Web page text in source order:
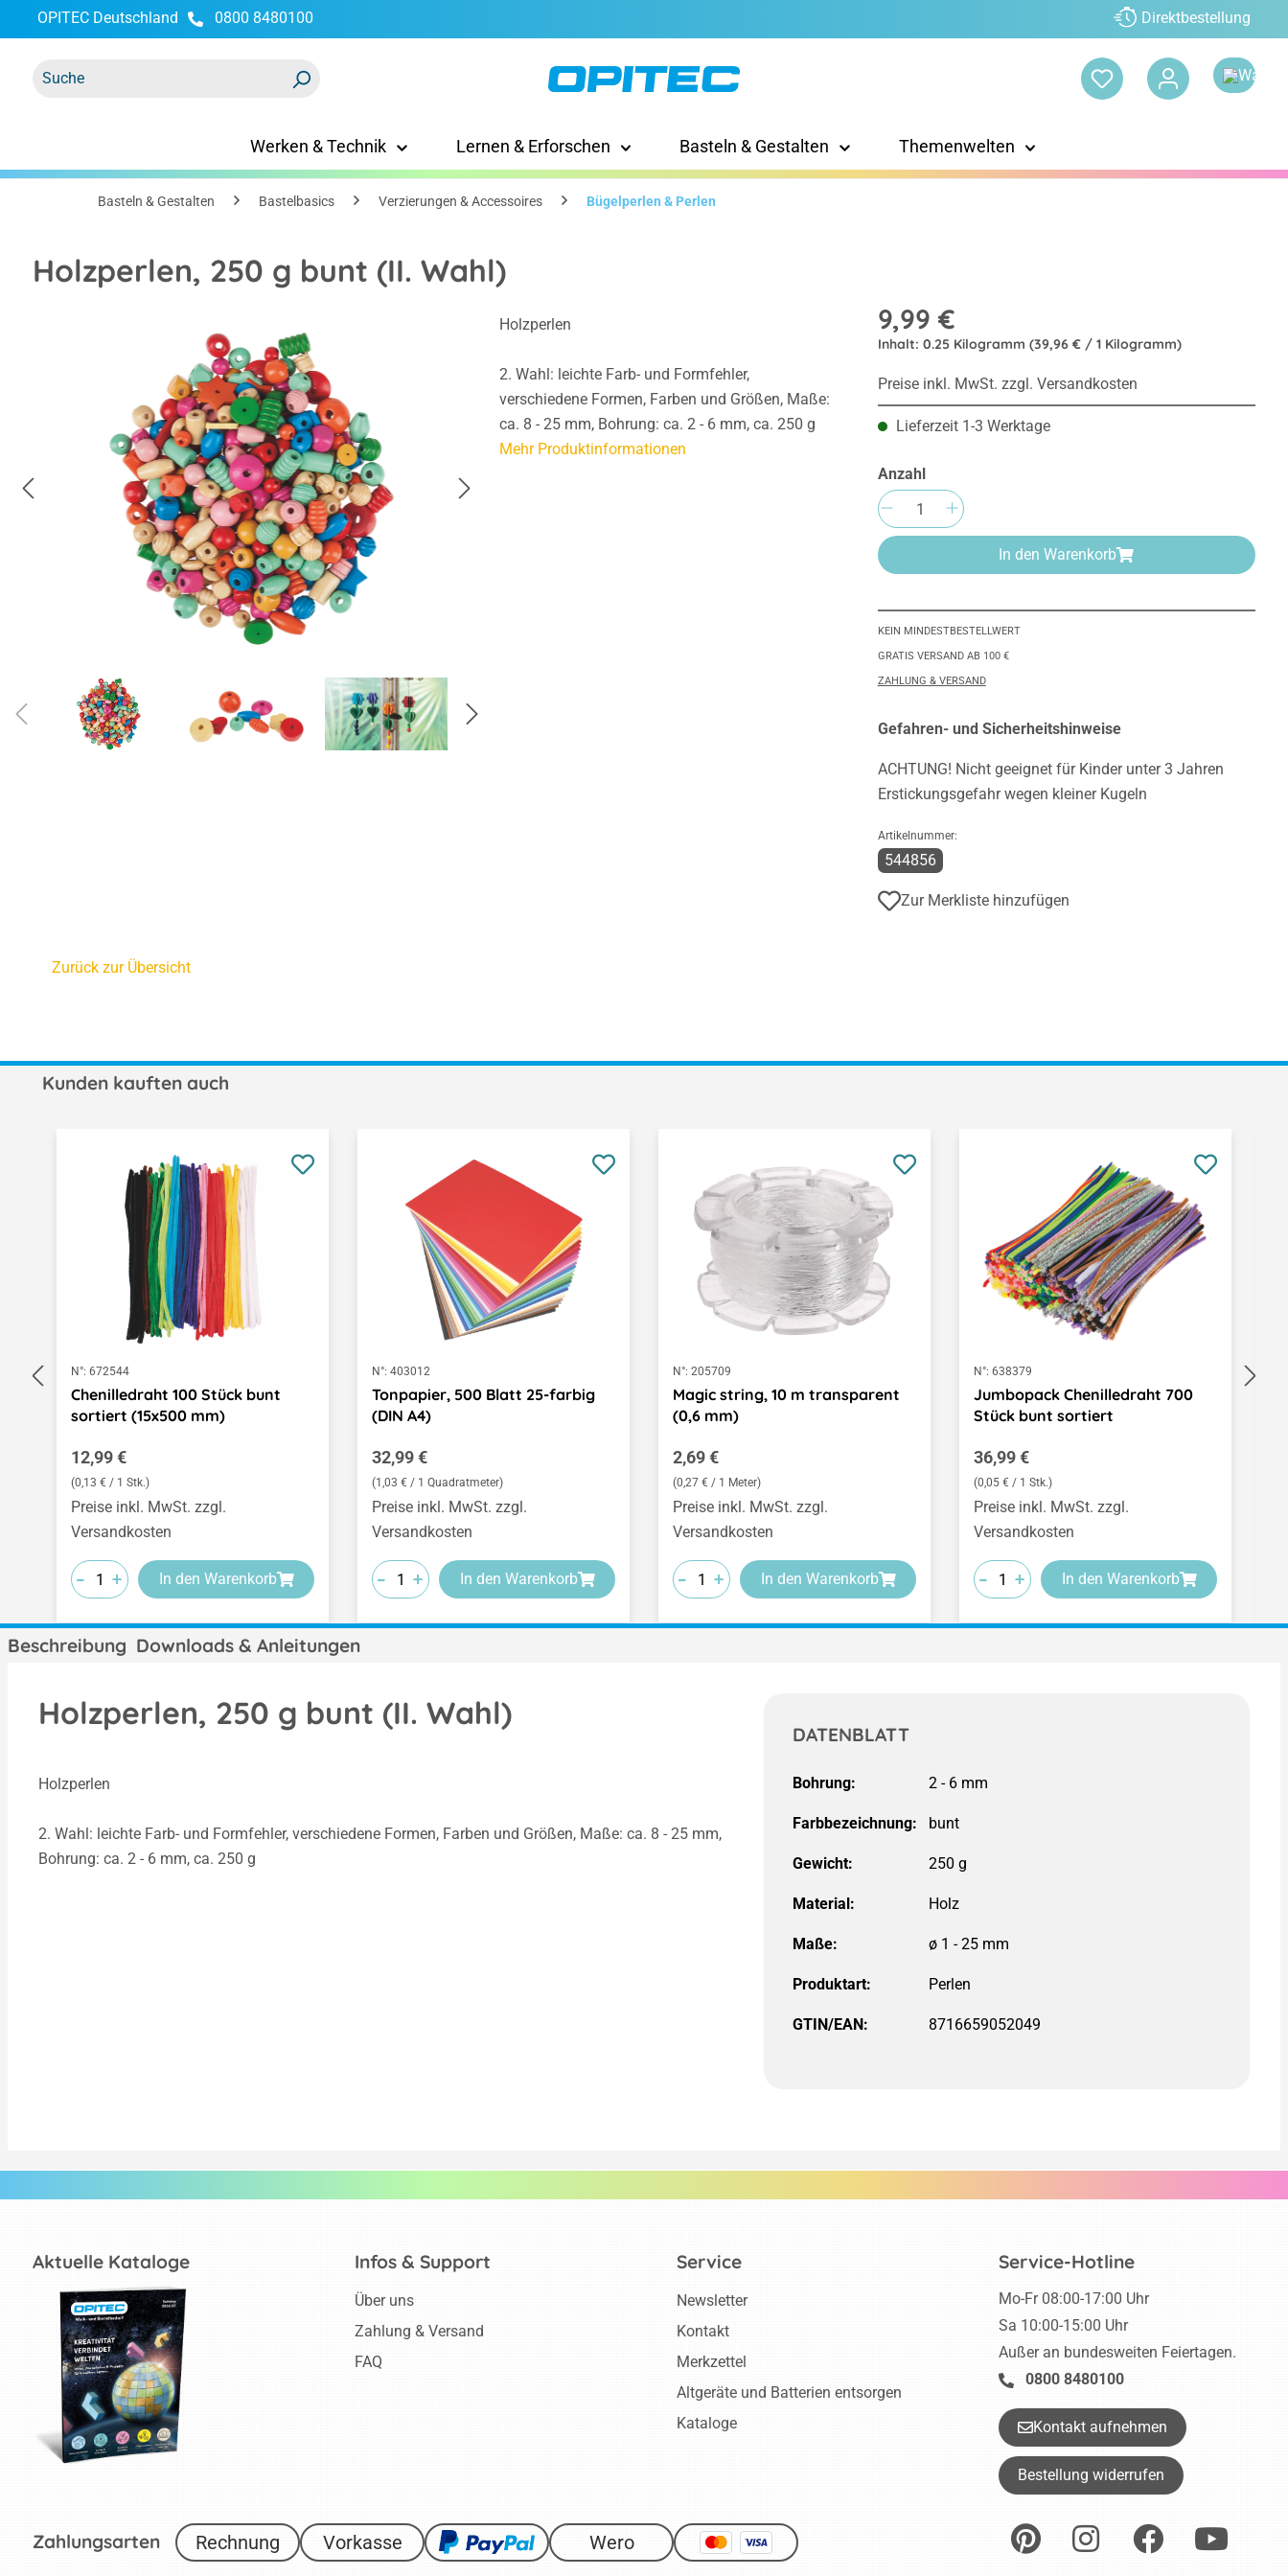
Zur Hauptnavigation springen
OPITEC Deutschland 0800 8480100 Direktbestellung
Werken & Technik Lernen & Erforschen Basteln & Gestalten Themenwelten
Basteln & Gestalten Bastelbasics Verzierungen & Accessoires Bügelperlen & Perlen
Holzperlen, 250 g bunt (II. Wahl)
Holzperlen
2. Wahl: leichte Farb- und Formfehler,
verschiedene Formen, Farben und Größen, Maße:
ca. 8 - 25 mm, Bohrung: ca. 2 - 6 mm, ca. 250 g
Mehr Produktinformationen
9,99 €
Inhalt: 0.25 Kilogramm (39,96 € / 1 Kilogramm)
Preise inkl. MwSt. zzgl. Versandkosten
Lieferzeit 1-3 Werktage
Anzahl
Produkt Anzahl: Gib den gewünschten
In den Warenkorb
KEIN MINDESTBESTELLWERT
GRATIS VERSAND AB 100 €
ZAHLUNG & VERSAND
Gefahren- und Sicherheitshinweise
ACHTUNG! Nicht geeignet für Kinder unter 3 Jahren
Erstickungsgefahr wegen kleiner Kugeln
Artikelnummer:
544856
Zur Merkliste hinzufügen
Zurück zur Übersicht
Kunden kauften auch
N°: 672544
Chenilledraht 100 Stück bunt
sortiert (15x500 mm)
Regulärer Preis:
12,99 €
(0,13 € / 1 Stk.)
Preise inkl. MwSt. zzgl.
Versandkosten
-
-
- +
+
+ In den Warenkorb
N°: 403012
Tonpapier, 500 Blatt 25-farbig
(DIN A4)
Regulärer Preis:
32,99 €
(1,03 € / 1 Quadratmeter)
Preise inkl. MwSt. zzgl.
Versandkosten
-
-
- +
+
+ In den Warenkorb
N°: 205709
Magic string, 10 m transparent
(0,6 mm)
Regulärer Preis:
2,69 €
(0,27 € / 1 Meter)
Preise inkl. MwSt. zzgl.
Versandkosten
-
-
- +
+
+ In den Warenkorb
N°: 638379
Jumbopack Chenilledraht 700
Stück bunt sortiert
Regulärer Preis:
36,99 €
(0,05 € / 1 Stk.)
Preise inkl. MwSt. zzgl.
Versandkosten
-
-
- +
+
+ In den Warenkorb
Beschreibung Downloads & Anleitungen
Holzperlen, 250 g bunt (II. Wahl)
Holzperlen
2. Wahl: leichte Farb- und Formfehler, verschiedene Formen, Farben und Größen, Maße: ca. 8 - 25 mm,
Bohrung: ca. 2 - 6 mm, ca. 250 g
DATENBLATT
Bohrung: 2 - 6 mm
Farbbezeichnung:
Gewicht:
Material:
Maße: ø 1 - 25 mm
Produktart:
GTIN/EAN: 8716659052049
Aktuelle Kataloge Service-Hotline
Mo-Fr 08:00-17:00 Uhr
Sa 10:00-15:00 Uhr
Außer an bundesweiten Feiertagen.
0800 8480100
Kontakt aufnehmen
Bestellung widerrufen
Infos & Support
Über uns
Zahlung & Versand
FAQ
Service
Newsletter
Kontakt
Merkzettel
Altgeräte und Batterien entsorgen
Kataloge
Zahlungsarten Rechnung Vorkasse Wero